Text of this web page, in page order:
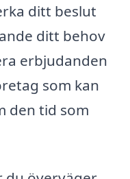
ditt beslut
ditt behov
erbjudanden
som kan
den tid som